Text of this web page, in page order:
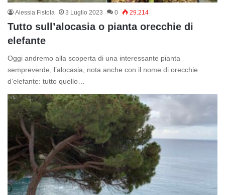
Alessia Fistola 3 Luglio 2023 0 29.214
Tutto sull’alocasia o pianta orecchie di
elefante
Oggi andremo alla scoperta di una interessante pianta
sempreverde, l’alocasia, nota anche con il nome di orecchie
d’elefante: tutto quello…